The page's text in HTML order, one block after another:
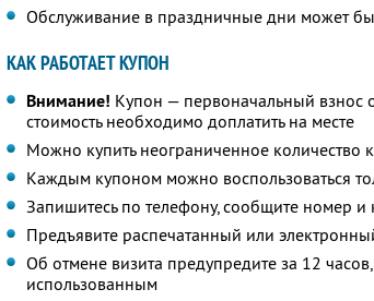
Обслуживание в праздничные дни может
КАК РАБОТАЕТ КУПОН
Внимание! Купон — первоначальный взнос
стоимость необходимо доплатить на месте
Можно купить неограниченное количество
Каждым купоном можно воспользоваться
Запишитесь по телефону, сообщите номер и
Предъявите распечатанный или
Об отмене визита предупредите за 12
использованным